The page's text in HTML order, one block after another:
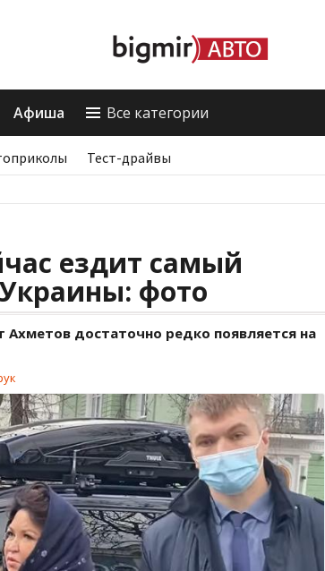
Афиша Все категории
Тест-драйвы
ездит самый
фото
Ахметов достаточно редко появляется на